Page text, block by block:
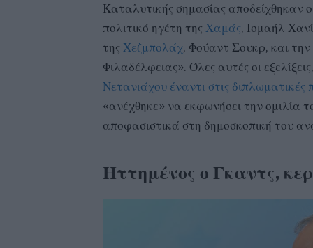
Καταλυτικής σημασίας αποδείχθηκαν
πολιτικό ηγέτη της Χαμάς, Ισμαήλ
της Χεζμπολάχ, Φούαντ Σουκρ, και
Φιλαδέλφειας». Όλες αυτές οι
Νετανιάχου έναντι στις διπλωματικές
«ανέχθηκε» να εκφωνήσει την ομιλία
αποφασιστικά στη δημοσκοπική του
Ηττημένος ο Γκαντς,